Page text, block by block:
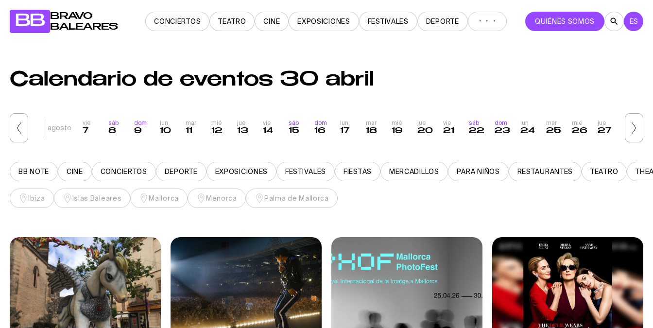
BB
BRAVO
BALEARES
CONCIERTOS TEATRO CINE EXPOSICIONES FESTIVALES DEPORTE ・・・ QUIÉNES SOMOS ES
Calendario de eventos 30 abril
agosto
vie
7
sáb
8
dom
9
lun
10
mar
11
mié
12
jue
13
vie
14
sáb
15
dom
16
lun
17
mar
18
mié
19
jue
20
vie
21
sáb
22
dom
23
lun
24
mar
25
mié
26
jue
27 28
BB NOTE CINE CONCIERTOS DEPORTE EXPOSICIONES FESTIVALES FIESTAS MERCADILLOS PARA NIÑOS RESTAURANTES TEATRO
Ibiza Islas Baleares Mallorca Menorca Palma de Mallorca